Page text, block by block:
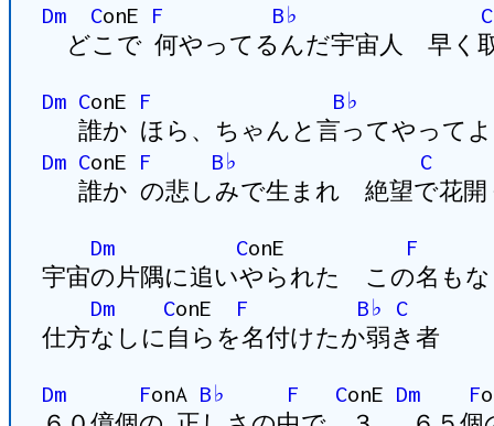
Dm
ConE F B♭
C
どこで 何やってるんだ宇宙人 早く
Dm ConE F
B♭
誰か ほら、ちゃんと言ってやって
Dm ConE F B♭ C
誰か の悲しみで生まれ 絶望で花開
Dm ConE
F
宇宙の片隅に追いやられた この名もな
Dm
ConE F B♭
C
仕方なしに自らを名付けたか弱き者
Dm FonA B♭ F ConE Dm F